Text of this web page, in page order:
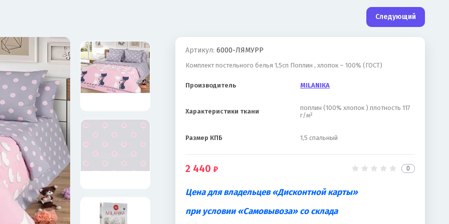
Следующий
Артикул: 6000-ЛЯМУРР
Комплект постельного белья 1,5сп Поплин , хлопок – 100% (ГОСТ)
Производитель MILANIKA
Характеристики ткани
поплин (100% хлопок ) плотность 117
г/м²
Размер КПБ 1,5 спальный
2 440 0
Цена для владельцев «Дисконтной карты»
при условии «Самовывоза» со склада